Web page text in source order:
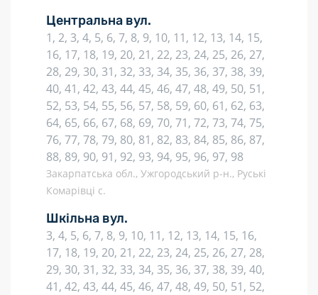
Центральна вул.
1, 2, 3, 4, 5, 6, 7, 8, 9, 10, 11, 12, 13, 14, 15,
16, 17, 18, 19, 20, 21, 22, 23, 24, 25, 26, 27,
28, 29, 30, 31, 32, 33, 34, 35, 36, 37, 38, 39,
40, 41, 42, 43, 44, 45, 46, 47, 48, 49, 50, 51,
52, 53, 54, 55, 56, 57, 58, 59, 60, 61, 62, 63,
64, 65, 66, 67, 68, 69, 70, 71, 72, 73, 74, 75,
76, 77, 78, 79, 80, 81, 82, 83, 84, 85, 86, 87,
88, 89, 90, 91, 92, 93, 94, 95, 96, 97, 98
Закарпатська обл., Ужгородський р-н., Руські
Комарівці с.
Шкільна вул.
3, 4, 5, 6, 7, 8, 9, 10, 11, 12, 13, 14, 15, 16,
17, 18, 19, 20, 21, 22, 23, 24, 25, 26, 27, 28,
29, 30, 31, 32, 33, 34, 35, 36, 37, 38, 39, 40,
41, 42, 43, 44, 45, 46, 47, 48, 49, 50, 51, 52,